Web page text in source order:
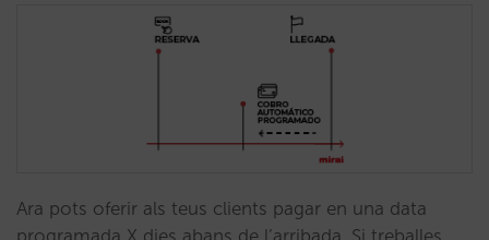
Ara pots oferir als teus clients pagar en una data
programada X dies abans de l’arribada. Si treballes